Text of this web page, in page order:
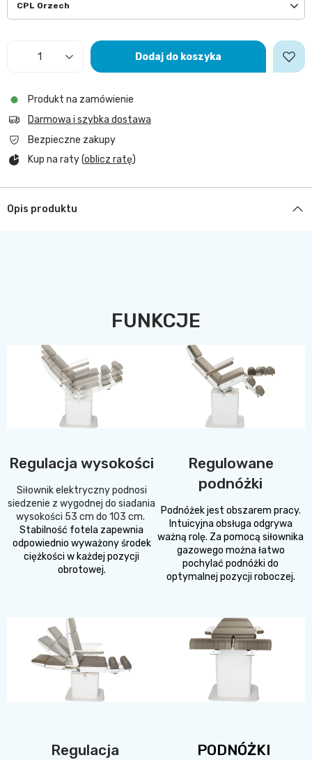
CPL Orzech
Dodaj do koszyka
Produkt na zamówienie
Darmowa i szybka dostawa
Bezpieczne zakupy
Kup na raty (oblicz ratę)
Opis produktu
FUNKCJE
Regulacja wysokości
Siłownik elektryczny podnosi
siedzenie z wygodnej do siadania
wysokości 53 cm do 103 cm.
Stabilność fotela zapewnia
odpowiednio wyważony środek
ciężkości w każdej pozycji
obrotowej.
Regulowane
podnóżki
Podnóżek jest obszarem pracy.
Intuicyjna obsługa odgrywa
ważną rolę. Za pomocą siłownika
gazowego można łatwo
pochylać podnóżki do
optymalnej pozycji roboczej.
Regulacja
PODNÓŻKI